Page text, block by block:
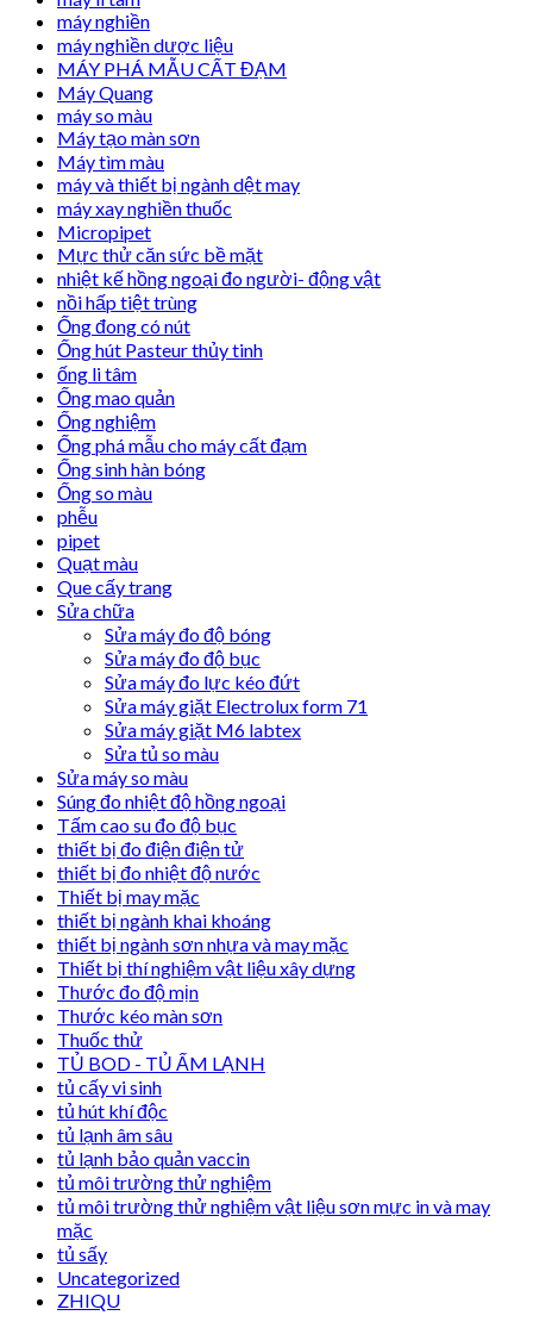
máy nghiền
máy nghiền dược liệu
MÁY PHÁ MẪU CẤT ĐẠM
Máy Quang
máy so màu
Máy tạo màn sơn
Máy tìm màu
máy và thiết bị ngành dệt may
máy xay nghiền thuốc
Micropipet
Mực thử căn sức bề mặt
nhiệt kế hồng ngoại đo người- động vật
nồi hấp tiệt trùng
Ống đong có nút
Ống hút Pasteur thủy tinh
ống li tâm
Ống mao quản
Ống nghiệm
Ống phá mẫu cho máy cất đạm
Ống sinh hàn bóng
Ống so màu
phễu
pipet
Quạt màu
Que cấy trang
Sửa chữa
Sửa máy đo độ bóng
Sửa máy đo độ bục
Sửa máy đo lực kéo đứt
Sửa máy giặt Electrolux form 71
Sửa máy giặt M6 labtex
Sửa tủ so màu
Sửa máy so màu
Súng đo nhiệt độ hồng ngoại
Tấm cao su đo độ bục
thiết bị đo điện điện tử
thiết bị đo nhiệt độ nước
Thiết bị may mặc
thiết bị ngành khai khoáng
thiết bị ngành sơn nhựa và may mặc
Thiết bị thí nghiệm vật liệu xây dựng
Thước đo độ mịn
Thước kéo màn sơn
Thuốc thử
TỦ BOD - TỦ ẤM LẠNH
tủ cấy vi sinh
tủ hút khí độc
tủ lạnh âm sâu
tủ lạnh bảo quản vaccin
tủ môi trường thử nghiệm
tủ môi trường thử nghiệm vật liệu sơn mực in và may
mặc
tủ sấy
Uncategorized
ZHIQU